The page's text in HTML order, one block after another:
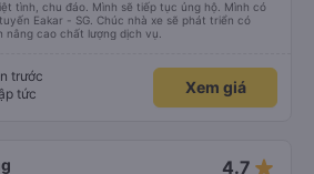
tình, chu đáo. Mình sẽ tiếp tục ủng hộ. Mình có
Eakar - SG. Chúc nhà xe sẽ phát triển có
nâng cao chất lượng dịch vụ.
trước
tức
Xem giá
4.7 star_rate